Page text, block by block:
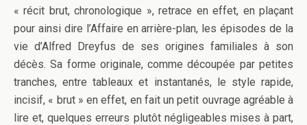
« récit brut, chronologique », retrace en effet, en plaçant
pour ainsi dire l’Affaire en arrière-plan, les épisodes de la
vie d’Alfred Dreyfus de ses origines familiales à son
décès. Sa forme originale, comme découpée par petites
tranches, entre tableaux et instantanés, le style rapide,
incisif, « brut » en effet, en fait un petit ouvrage agréable à
lire et, quelques erreurs plutôt négligeables mises à part,